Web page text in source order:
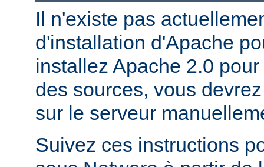
Il n'existe pas
d'installation d'Apache
installez Apache 2.0
des sources, vous
sur le serveur
Suivez ces instructions